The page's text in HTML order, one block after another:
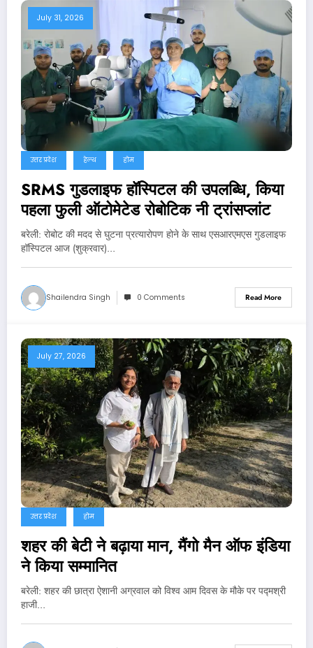
July 31, 2026
उत्तर प्रदेश हेल्थ होम
SRMS गुडलाइफ हॉस्पिटल की उपलब्धि, किया
पहला फुली ऑटोमेटेड रोबोटिक नी ट्रांसप्लांट
बरेली: रोबोट की मदद से घुटना प्रत्यारोपण होने के साथ एसआरएमएस गुडलाइफ
हॉस्पिटल आज (शुक्रवार)…
Shailendra Singh 0 Comments Read More
July 27, 2026
उत्तर प्रदेश होम
शहर की बेटी ने बढ़ाया मान, मैंगो मैन ऑफ इंडिया
ने किया सम्मानित
बरेली: शहर की छात्रा ऐशानी अग्रवाल को विश्व आम दिवस के मौके पर पद्मश्री
हाजी…